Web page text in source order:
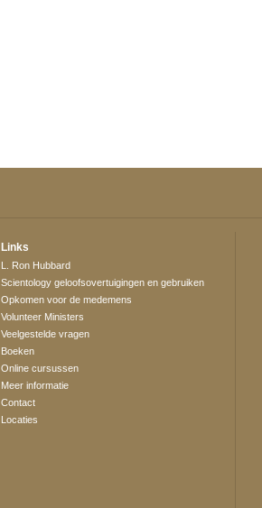
Links
L. Ron Hubbard
Scientology geloofsovertuigingen en gebruiken
Opkomen voor de medemens
Volunteer Ministers
Veelgestelde vragen
Boeken
Online cursussen
Meer informatie
Contact
Locaties